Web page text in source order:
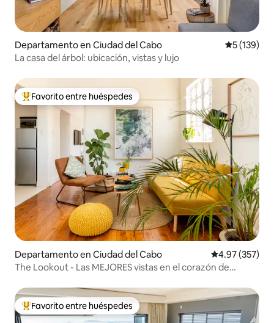
Departamento en Ciudad del Cabo
5 (139)
La casa del árbol: ubicación, vistas y lujo
De los mejores en Favorito entre huéspedes
Favorito entre huéspedes
Departamento en Ciudad del Cabo Calificación
4.97 (357)
The Lookout - Las MEJORES vistas en el corazón de
De los mejores en Favorito entre huéspedes
Favorito entre huéspedes